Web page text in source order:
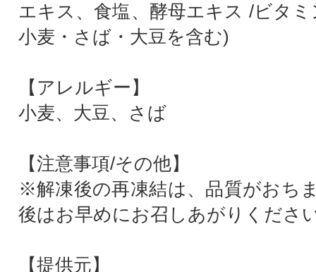
エキス、食塩、酵母エキス /ビタ
小麦・さば・大豆を含む)
【アレルギー】
小麦、大豆、さば
【注意事項/その他】
※解凍後の再凍結は、品質がおち
後はお早めにお召しあがりくださ
【提供元】